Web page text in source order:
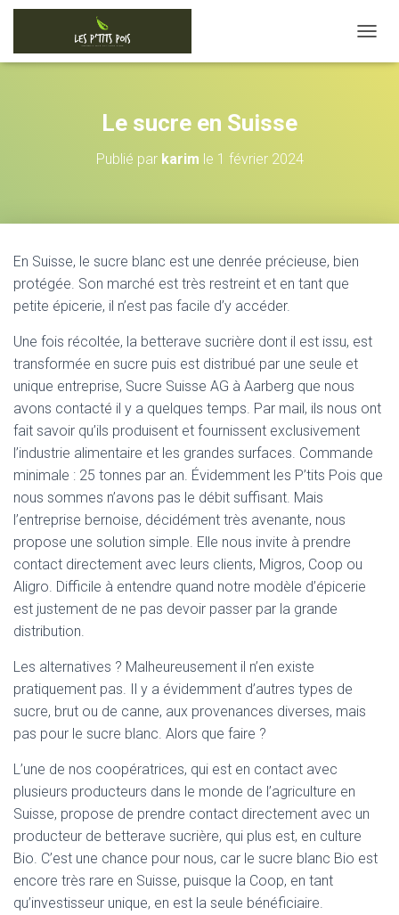
É
N
Le sucre en Suisse
Publié par karim le 1 février 2024
En Suisse, le sucre blanc est une denrée précieuse, bien
protégée. Son marché est très restreint et en tant que
petite épicerie, il n’est pas facile d’y accéder.
Une fois récoltée, la betterave sucrière dont il est issu, est
transformée en sucre puis est distribué par une seule et
unique entreprise, Sucre Suisse AG à Aarberg que nous
avons contacté il y a quelques temps. Par mail, ils nous ont
fait savoir qu’ils produisent et fournissent exclusivement
l’industrie alimentaire et les grandes surfaces. Commande
minimale : 25 tonnes par an. Évidemment les P’tits Pois que
nous sommes n’avons pas le débit suffisant. Mais
l’entreprise bernoise, décidément très avenante, nous
propose une solution simple. Elle nous invite à prendre
contact directement avec leurs clients, Migros, Coop ou
Aligro. Difficile à entendre quand notre modèle d’épicerie
est justement de ne pas devoir passer par la grande
distribution.
Les alternatives ? Malheureusement il n’en existe
pratiquement pas. Il y a évidemment d’autres types de
sucre, brut ou de canne, aux provenances diverses, mais
pas pour le sucre blanc. Alors que faire ?
L’une de nos coopératrices, qui est en contact avec
plusieurs producteurs dans le monde de l’agriculture en
Suisse, propose de prendre contact directement avec un
producteur de betterave sucrière, qui plus est, en culture
Bio. C’est une chance pour nous, car le sucre blanc Bio est
encore très rare en Suisse, puisque la Coop, en tant
qu’investisseur unique, en est la seule bénéficiaire.